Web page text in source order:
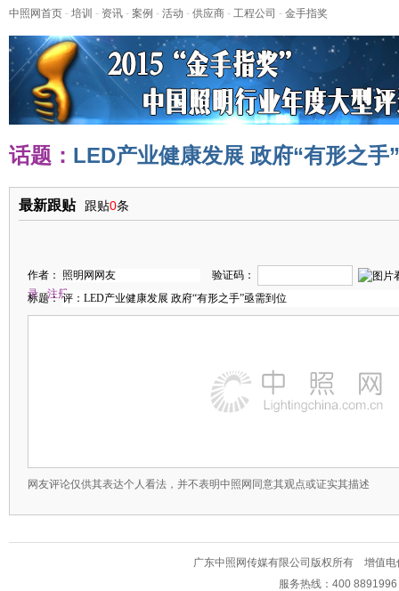
中照网首页 - 培训 - 资讯 - 案例 - 活动 - 供应商 - 工程公司 - 金手指奖
话题： LED产业健康发展 政府“有形之手
最新跟贴 跟贴0条
作者：
验证码：
录
注册
标题：
网友评论仅供其表达个人看法，并不表明中照网同意其观点或证实其描述
广东中照网传媒有限公司版权所有 增值
服务热线：400 8891996